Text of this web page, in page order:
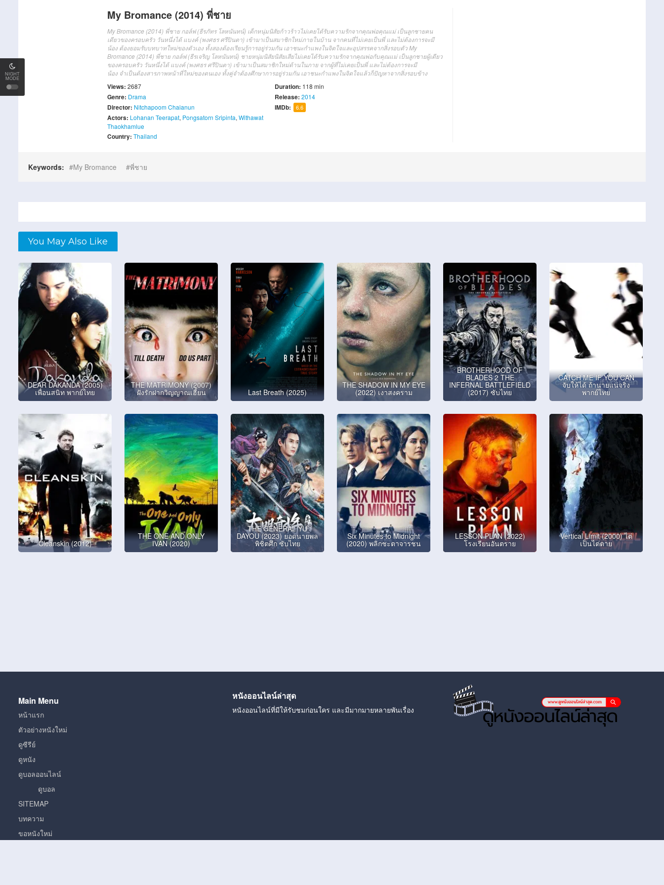
NIGHT
MODE
My Bromance (2014) พี่ชาย
My Bromance (2014) พี่ชาย กอล์ฟ (ธีรภัทร โลหนันทน์) เด็กหนุ่มนิสัยก้าวร้าวไม่เคยได้รับความรักจากคุณพ่อคุณแม่ เป็นลูกชายคน
เดียวของครอบครัว วันหนึ่งได้ แบงค์ (พงศธร ศรีปินตา) เข้ามาเป็นสมาชิกใหม่ภายในบ้าน จากคนที่ไม่เคยเป็นพี่ และไม่ต้องการจะมี
น้อง ต้องยอมรับบทบาทใหม่ของตัวเอง ทั้งสองต้องเรียนรู้การอยู่ร่วมกัน เอาชนะกำแพงในจิตใจและอุปสรรคจากสิ่งรอบตัวMy
Bromance (2014) พี่ชาย กอล์ฟ (ธีรเจริญ โลหนันทน์) ชายหนุ่มนิสัยนิสัยเสียไม่เคยได้รับความรักจากคุณพ่อกับคุณแม่ เป็นลูกชายผู้เดียว
ของครอบครัว วันหนึ่งได้ แบงค์ (พงศธร ศรีปินตา) เข้ามาเป็นสมาชิกใหม่ด้านในภาย จากผู้ที่ไม่เคยเป็นพี่ และไม่ต้องการจะมี
น้อง จำเป็นต้องสารภาพหน้าที่ใหม่ของตนเอง ทั้งคู่จำต้องศึกษาการอยู่ร่วมกัน เอาชนะกำแพงในจิตใจแล้วก็ปัญหาจากสิ่งรอบข้าง
Views: 2687
Genre: Drama
Director: Nitchapoom Chaianun
Actors: Lohanan Teerapat, Pongsatorn Sripinta, Withawat
Thaokhamlue
Country: Thailand
Duration: 118 min
Release:2014
IMDb: 6.6
Keywords: My Bromance พี่ชาย
You May Also Like
DEAR DAKANDA (2005)
เพื่อนสนิท พากย์ไทย
THE MATRIMONY (2007)
ฝังรักฝากวิญญาณเฮี้ยน Last Breath (2025)
THE SHADOW IN MY EYE
(2022) เงาสงคราม
BROTHERHOOD OF
BLADES 2 THE
INFERNAL BATTLEFIELD
(2017) ซับไทย
CATCH ME IF YOU CAN
จับให้ได้ ถ้านายแน่จริง
พากย์ไทย
Cleanskin (2012)
THE ONE AND ONLY
IVAN (2020)
THE GENERAL YU
DAYOU (2023) ยอดนายพล
พิชิตศึก ซับไทย
Six Minutes to Midnight
(2020) พลิกชะตาจารชน
LESSON PLAN (2022)
โรงเรียนอันตราย
Vertical Limit (2000) ไต่
เป็นไต่ตาย
Main Menu
หน้าแรก
ตัวอย่างหนังใหม่
ดูซีรีย์
ดูหนัง
ดูบอลออนไลน์
ดูบอล
SITEMAP
บทความ
ขอหนังใหม่
หนังออนไลน์ล่าสุด
หนังออนไลน์ที่มีให้รับชมก่อนใคร และมีมากมายหลายพันเรื่อง